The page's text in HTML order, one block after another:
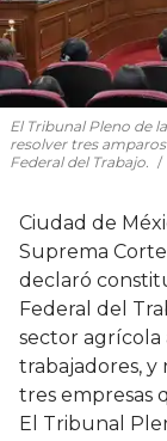
El Tribunal Pleno de
resolver tres
Federal del Trabajo.
Ciudad de
Suprema Corte
declaró
Federal del
sector agrícola
trabajadores,
tres empresas
El Tribunal